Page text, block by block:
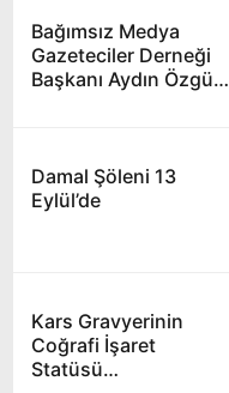
Bağımsız Medya
Gazeteciler Derneği
Başkanı Aydın Özgün
Damal Şöleni 13
Eylül’de
Kars Gravyerinin
Coğrafi İşaret
Statüsü